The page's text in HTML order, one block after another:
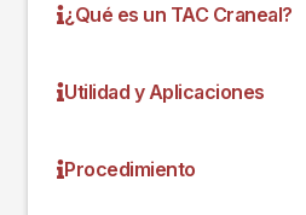
¿Qué es un TAC Craneal?
Utilidad y Aplicaciones
Procedimiento